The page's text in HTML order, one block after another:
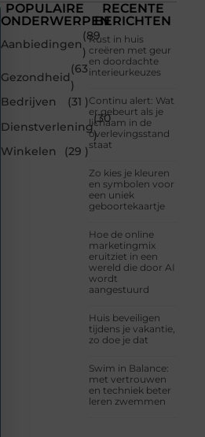
POPULAIRE
ONDERWERPEN
Aanbiedingen
(89
)
Gezondheid
(63
)
Bedrijven
(31 )
Dienstverlening
(30
)
Winkelen
(29 )
RECENTE
BERICHTEN
Rust in huis
creëren met geur
en doordachte
interieurkeuzes
Continu alert: Wat
er gebeurt als je
lichaam in de
overlevingsstand
staat
Zo kies je kleuren
en symbolen voor
een uniek
geboortekaartje
Hoe de online
marketingmix
eruitziet in een
wereld die door AI
wordt
aangestuurd
Huis beveiligen
tijdens je vakantie,
zo doe je dat
Swim in Balance:
met vertrouwen
en techniek beter
leren zwemmen